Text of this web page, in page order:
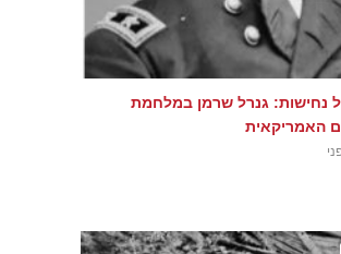
נחישות: גנרל שרמן במלחמת
האמריקאית